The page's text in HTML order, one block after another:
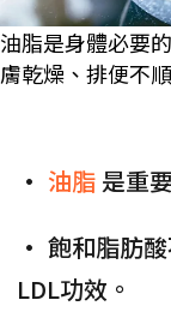
油脂是身體必要
膚乾燥、排便不
• 油脂 是重
• 飽和脂肪酸
LDL功效。